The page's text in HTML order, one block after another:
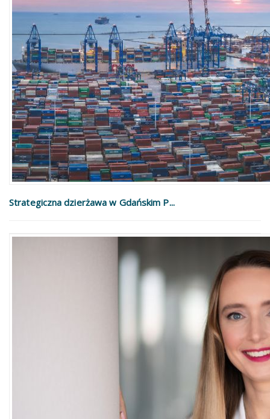
Strategiczna dzierżawa w Gdańskim P...